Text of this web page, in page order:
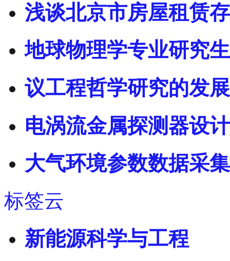
浅谈北京市房屋租赁
地球物理学专业研究
议工程哲学研究的发
电涡流金属探测器设
大气环境参数数据采
标签云
新能源科学与工程